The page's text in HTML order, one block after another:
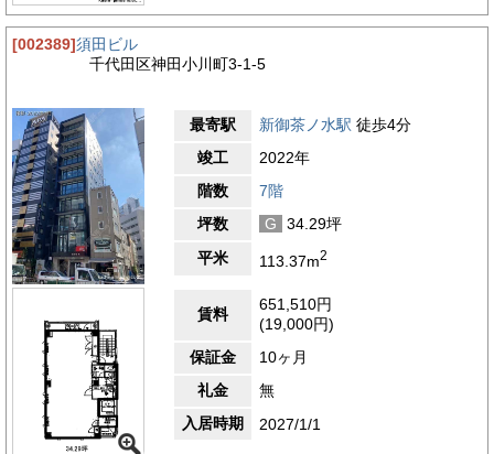
[002389]須田ビル
千代田区神田小川町3-1-5
最寄駅 新御茶ノ水駅 徒歩4分
竣工
2022年
階数
7階
坪数
G
34.29坪
平米
113.37m2
賃料
651,510円
(19,000円)
保証金
10ヶ月
礼金
無
入居時期
2027/1/1